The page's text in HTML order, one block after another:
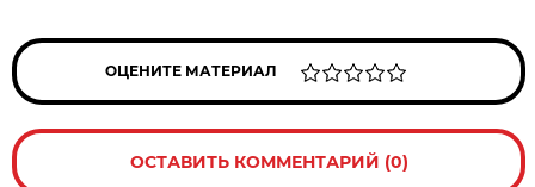
ОЦЕНИТЕ МАТЕРИАЛ
ОСТАВИТЬ КОММЕНТАРИЙ (0)